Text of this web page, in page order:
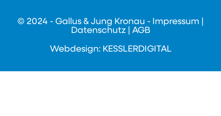
© 2024 - Gallus & Jung Kronau - Impressum
Datenschutz| AGB
Webdesign: KESSLERDIGITAL